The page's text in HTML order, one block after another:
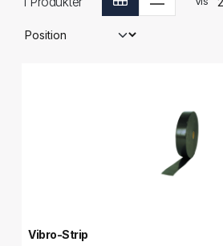
Vibro-Strip